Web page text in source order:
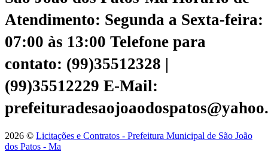
Atendimento: Segunda a Sexta-feira:
07:00 às 13:00 Telefone para
contato: (99)35512328 |
(99)35512229 E-Mail:
2026 © Licitações e Contratos - Prefeitura Municipal de São João
dos Patos - Ma